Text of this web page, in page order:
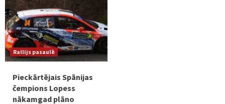
Rallijs pasaulē
Pieckārtējais Spānijas
čempions Lopess
nākamgad plāno